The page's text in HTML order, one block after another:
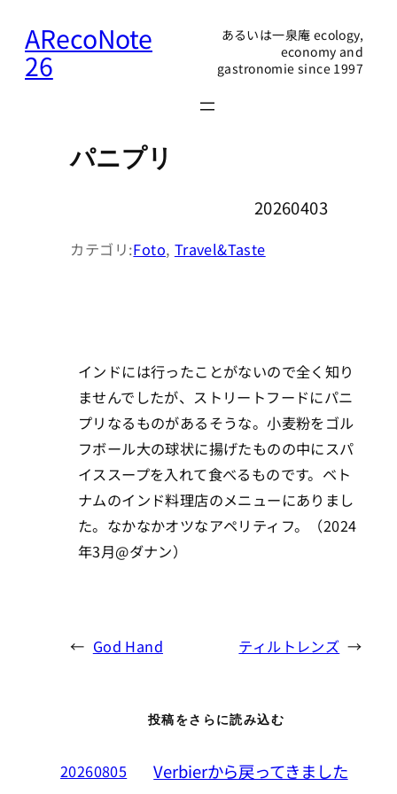
ARecoNote
26
あるいは一泉庵 ecology,
economy and
gastronomie since 1997
パニプリ
20260403
カテゴリ:Foto, Travel&Taste
インドには行ったことがないので全く知り
ませんでしたが、ストリートフードにパニ
プリなるものがあるそうな。小麦粉をゴル
フボール大の球状に揚げたものの中にスパ
イススープを入れて食べるものです。ベト
ナムのインド料理店のメニューにありまし
た。なかなかオツなアペリティフ。（2024
年3月@ダナン）
← God Hand ティルトレンズ →
投稿をさらに読み込む
20260805 Verbierから戻ってきました